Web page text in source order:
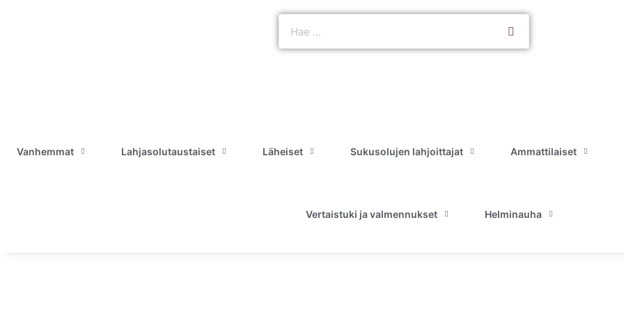
Vanhemmat Lahjasolutaustaiset Läheiset Sukusolujen lahjoittajat Ammattilaiset
Vertaistuki ja valmennukset Helminauha